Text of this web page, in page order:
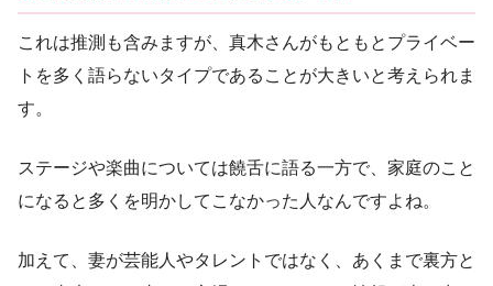
これは推測も含みますが、真木さんがもともとプライベー
トを多く語らないタイプであることが大きいと考えられま
す。
ステージや楽曲については饒舌に語る一方で、家庭のこと
になると多くを明かしてこなかった人なんですよね。
加えて、妻が芸能人やタレントではなく、あくまで裏方と